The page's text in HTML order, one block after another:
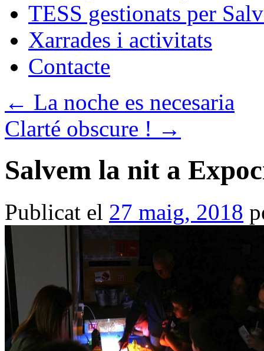
TESS gestionats per
Xarrades i activitats
Contacte
← La noche es necesaria
Clarté obscure ! →
Salvem la nit a
Publicat el 27 maig, 2018